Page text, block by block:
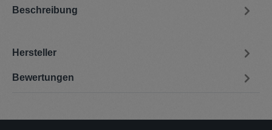
Beschreibung
Hersteller
Bewertungen